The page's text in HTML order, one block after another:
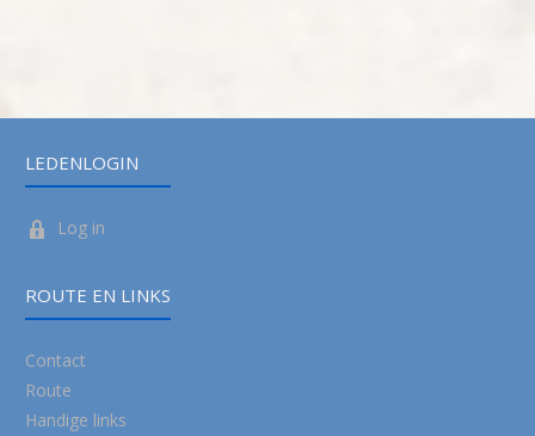
LEDENLOGIN
Log in
ROUTE EN LINKS
Contact
Route
Handige links